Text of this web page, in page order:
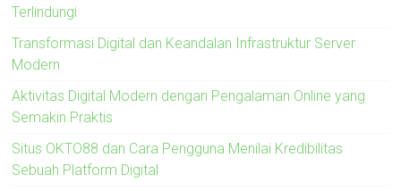
Terlindungi
Transformasi Digital dan Keandalan Infrastruktur Server
Modern
Aktivitas Digital Modern dengan Pengalaman Online yang
Semakin Praktis
Situs OKTO88 dan Cara Pengguna Menilai Kredibilitas
Sebuah Platform Digital